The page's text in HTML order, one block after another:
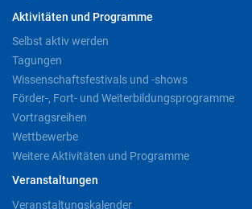
Aktivitäten und Programme
Selbst aktiv werden
Tagungen
Wissenschaftsfestivals und -shows
Förder-, Fort- und Weiterbildungsprogramme
Vortragsreihen
Wettbewerbe
Weitere Aktivitäten und Programme
Veranstaltungen
Veranstaltungskalender